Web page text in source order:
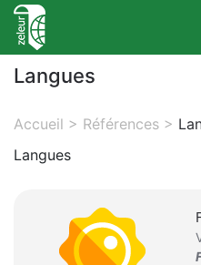
Langues
Accueil > Références >
Langues